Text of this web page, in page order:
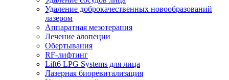
Удаление доброкачественных новообразований
лазером
Аппаратная мезотерапия
Лечение алопеции
Обертывания
RF-лифтинг
Lift6 LPG Systems для лица
Лазерная биоревитализация